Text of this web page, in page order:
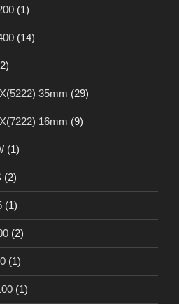
(1)
(14)
35mm (29)
16mm (9)
(1)
(2)
(1)
(2)
(1)
(1)